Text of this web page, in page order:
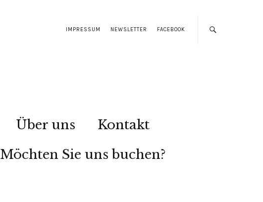
IMPRESSUM NEWSLETTER FACEBOOK
Über uns
Kontakt
Möchten Sie uns buchen?